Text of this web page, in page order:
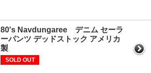
80's Navdungaree デニム セーラ
ーパンツ デッドストック アメリカ
製
SOLD OUT